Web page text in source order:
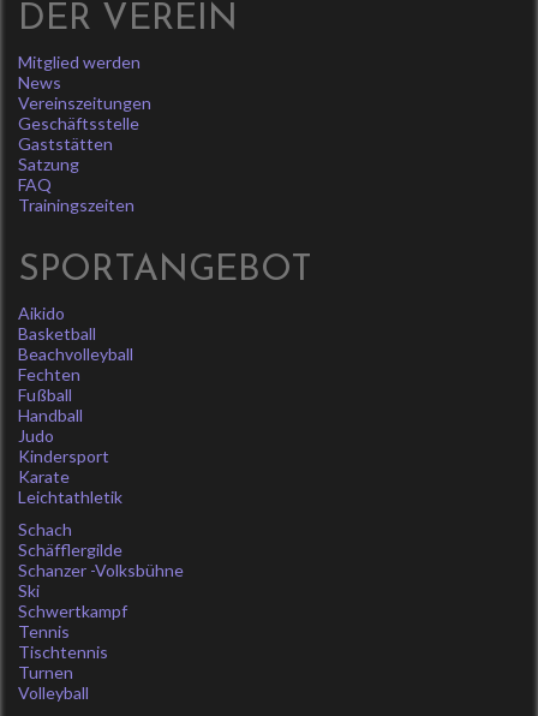
DER VEREIN
Mitglied werden
News
Vereinszeitungen
Geschäftsstelle
Gaststätten
Satzung
FAQ
Trainingszeiten
SPORTANGEBOT
Aikido
Basketball
Beachvolleyball
Fechten
Fußball
Handball
Judo
Kindersport
Karate
Leichtathletik
Schach
Schäfflergilde
Schanzer -Volksbühne
Ski
Schwertkampf
Tennis
Tischtennis
Turnen
Volleyball